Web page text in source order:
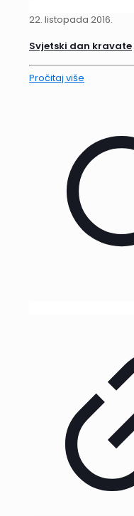
22. listopada 2016.
Svjetski dan kravate
Pročitaj više